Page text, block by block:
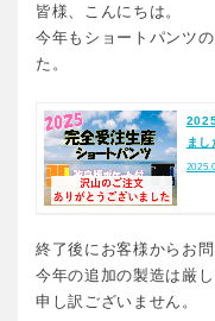
皆様、こんにちは。
今年もショートパンツ
た。
まし
終了後にお客様からお
今年の追加の製造は厳し
申し訳ございません。